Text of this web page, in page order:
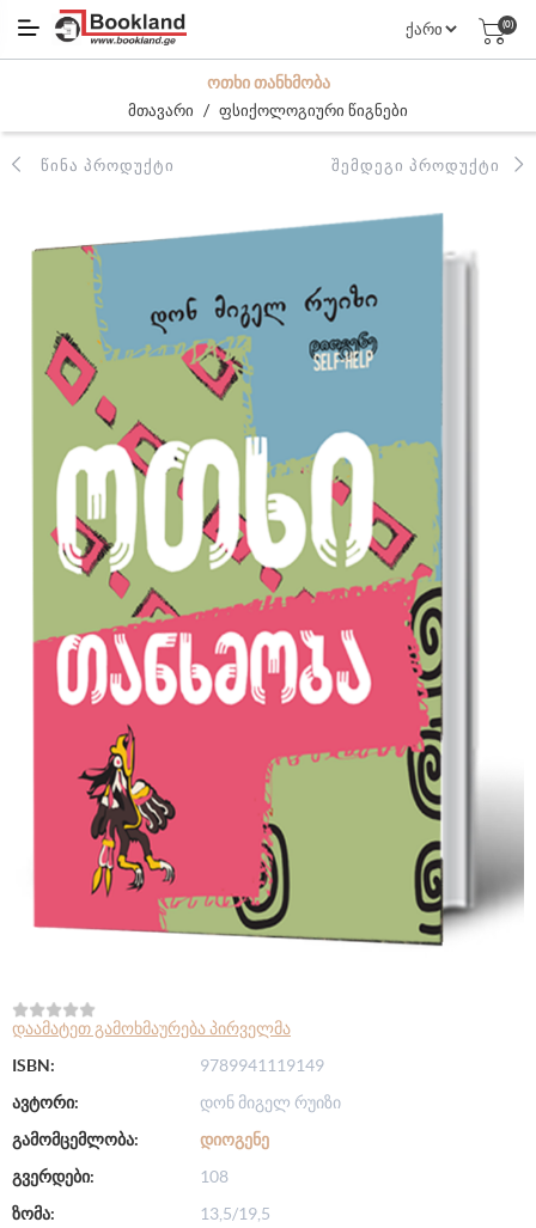
(0)
ᲝᲗᲮᲘ ᲗᲐᲜᲮᲛᲝᲑᲐ
მთავარი / ფსიქოლოგიური წიგნები
ᲬᲘᲜᲐ ᲞᲠᲝᲓᲣᲥᲢᲘ ᲨᲔᲛᲓᲔᲒᲘ ᲞᲠᲝᲓᲣᲥᲢᲘ
დაამატეთ გამოხმაურება პირველმა
ISBN:
9789941119149
ავტორი:
დონ მიგელ რუიზი
გამომცემლობა:
ᲓᲘᲝᲒᲔᲜᲔ
გვერდები:
108
ზომა:
13,5/19,5